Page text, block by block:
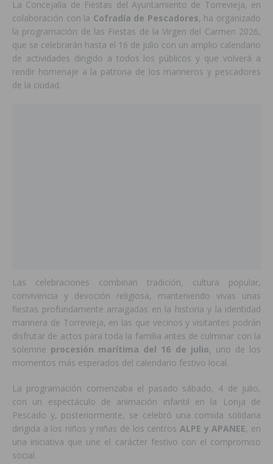
La Concejalía de Fiestas del Ayuntamiento de Torrevieja, en
colaboración con la Cofradía de Pescadores, ha organizado
la programación de las Fiestas de la Virgen del Carmen 2026,
que se celebrarán hasta el 16 de julio con un amplio calendario
de actividades dirigido a todos los públicos y que volverá a
rendir homenaje a la patrona de los marineros y pescadores
de la ciudad.
Las celebraciones combinan tradición, cultura popular,
convivencia y devoción religiosa, manteniendo vivas unas
fiestas profundamente arraigadas en la historia y la identidad
marinera de Torrevieja, en las que vecinos y visitantes podrán
disfrutar de actos para toda la familia antes de culminar con la
solemne procesión marítima del 16 de julio, uno de los
momentos más esperados del calendario festivo local.
La programación comenzaba el pasado sábado, 4 de julio,
con un espectáculo de animación infantil en la Lonja de
Pescado y, posteriormente, se celebró una comida solidaria
dirigida a los niños y niñas de los centros ALPE y APANEE, en
una iniciativa que une el carácter festivo con el compromiso
social.